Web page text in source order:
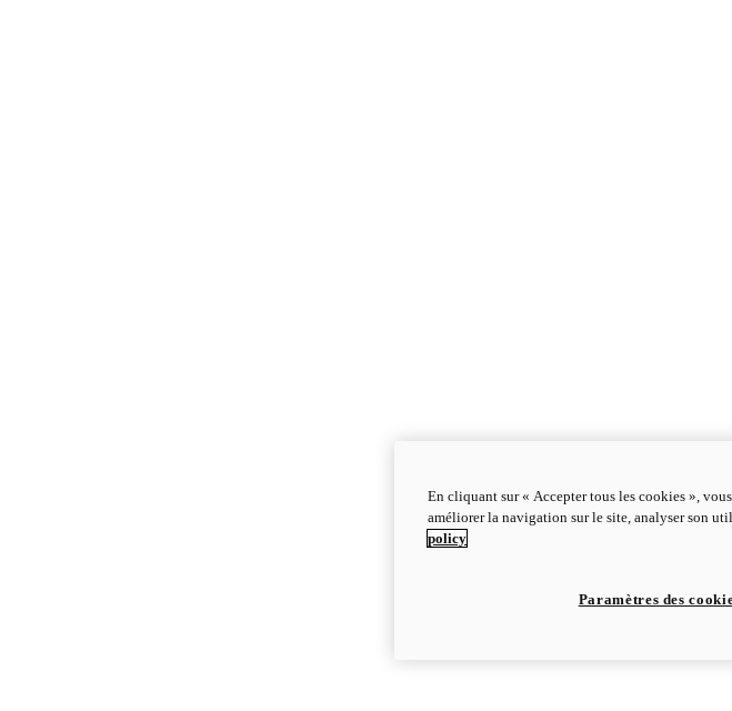
En cliquant sur « Accepter tous les cookies »,
améliorer la navigation sur le site, analyser son
policy
Paramètres des